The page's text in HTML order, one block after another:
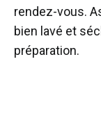
rendez-vous.
bien lavé et
préparation.